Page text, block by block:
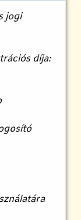
jogi
díja: